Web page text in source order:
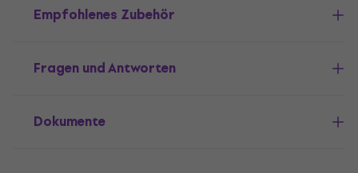
Empfohlenes Zubehör
Fragen und Antworten
Dokumente